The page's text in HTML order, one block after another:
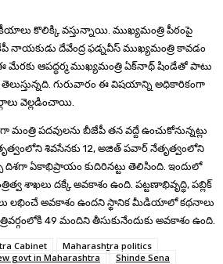
కొలిక్కి వస్తున్నాయి. ముఖ్యమంత్రి పీఠంపై
నాయకుడు దేవేంద్ర ఫడ్నవీస్‌ ముఖ్యమంత్రి కావడం
ఆపద్ధర్మ ముఖ్యమంత్రి ఏక్‌నాథ్‌ షిండేతో పాటు
తెలుస్తున్నది. గురువారం ఈ విషయాన్ని అధికారికంగా
వెల్లడించాయి.
పదవులను బీజేపీ తన వద్దే ఉంచుకోనున్నట్లు
శివసేనకు 12, అజిత్‌ పవార్‌ నేతృత్వంలోని
దిశగా ఏకాభిప్రాయం కుదిరినట్టు తెలిసింది. ఇందులో
శాఖలు దక్కే అవకాశం ఉంది. పట్టణాభివృద్ధి, పబ్లిక్‌
లభించే అవకాశం ఉందని స్థానిక మీడియాలో కథనాలు
49 మందిని తీసుకునేందుకు అవకాశం ఉంది.
Cabinet
Maharashtra politics
govt in Maharashtra Shinde Sena